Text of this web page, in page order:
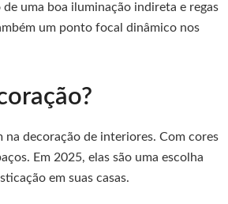
uma boa iluminação indireta e regas
um ponto focal dinâmico nos
na decoração de interiores. Com cores
Em 2025, elas são uma escolha
em suas casas.